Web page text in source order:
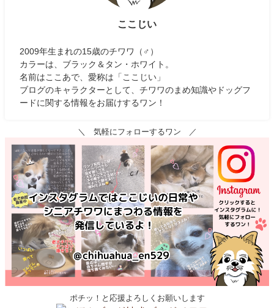
ここじい
2009年生まれの15歳のチワワ（♂）
カラーは、ブラック＆タン・ホワイト。
名前はここあで、愛称は「ここじい」
ブログのキャラクターとして、チワワのまめ知識やドッグフ
ードに関する情報をお届けするワン！
＼ 気軽にフォローするワン ／
ポチッ！と応援よろしくお願いします